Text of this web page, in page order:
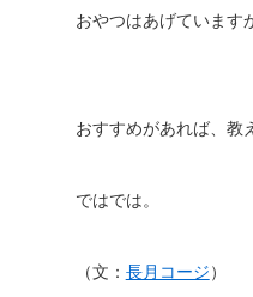
おやつはあげています
おすすめがあれば、教
ではでは。
（文： 長月コージ）